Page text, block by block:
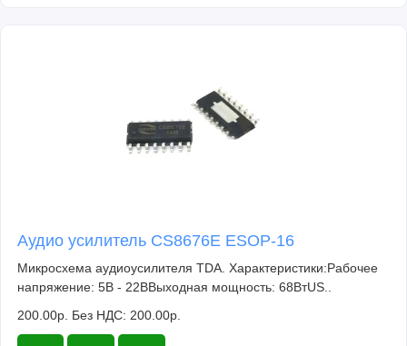
Аудио усилитель CS8676E ESOP-16
Микросхема аудиоусилителя TDA. Характеристики:Рабочее
напряжение: 5В - 22ВВыходная мощность: 68ВтUS..
200.00р. Без НДС: 200.00р.